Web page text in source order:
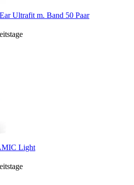
Ultrafit m. Band 50 Paar
Light